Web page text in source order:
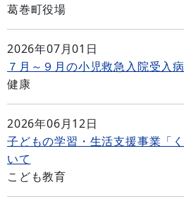
葛巻町役場
2026年07月01日
７月～９月の小児救急入院受入
健康
2026年06月12日
子どもの学習・生活支援事業「
いて
こども教育